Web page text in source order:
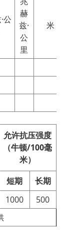
公
赫
兹·
公
里
米
允许抗压强度
（牛顿/100毫
米）
短期
长期
1000
500